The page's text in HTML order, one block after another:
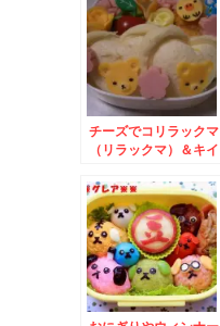
チーズでコリラックマ
（リラックマ）＆キイ